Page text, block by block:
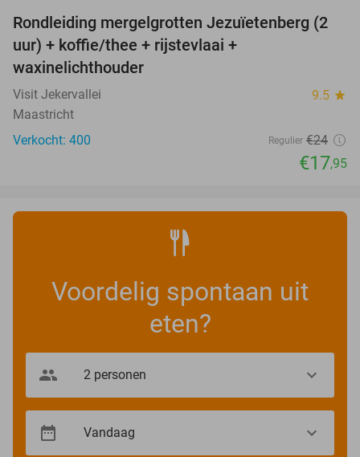
25%
Rondleiding mergelgrotten Jezuïetenberg (2
uur) + koffie/thee + rijstevlaai +
waxinelichthouder
Visit Jekervallei 9.5 star
Maastricht
Verkocht: 400
Regulier €24
€17,95
Voordelig spontaan uit
eten?